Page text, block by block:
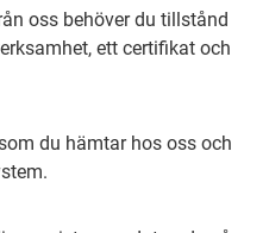
oss behöver du tillstånd
ett certifikat och
du hämtar hos oss och